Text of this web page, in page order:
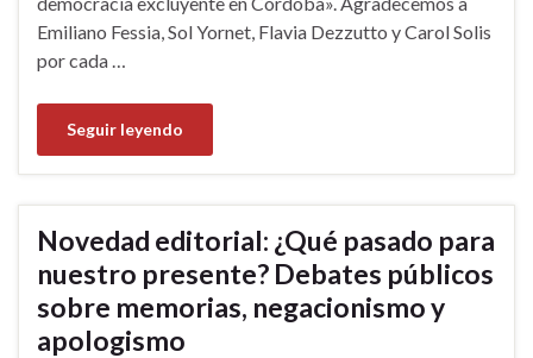
Emiliano Fessia, Sol Yornet, Flavia Dezzutto y Carol Solis
por cada …
Seguir leyendo
Novedad editorial: ¿Qué pasado para
nuestro presente? Debates públicos
sobre memorias, negacionismo y
apologismo